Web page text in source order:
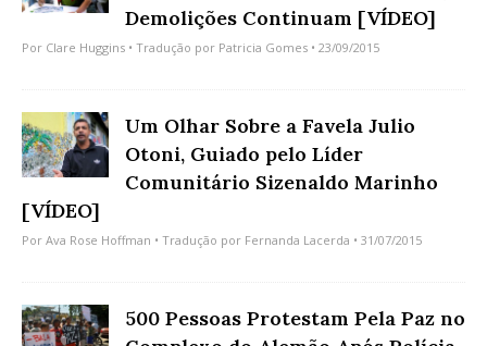
Demolições Continuam [VÍDEO]
Por Clare Huggins • Tradução por Patricia Gomes • 23/09/2015
Um Olhar Sobre a Favela Julio
Otoni, Guiado pelo Líder
Comunitário Sizenaldo Marinho
[VÍDEO]
Por Ava Rose Hoffman • Tradução por Fernanda Lacerda • 31/07/2015
500 Pessoas Protestam Pela Paz no